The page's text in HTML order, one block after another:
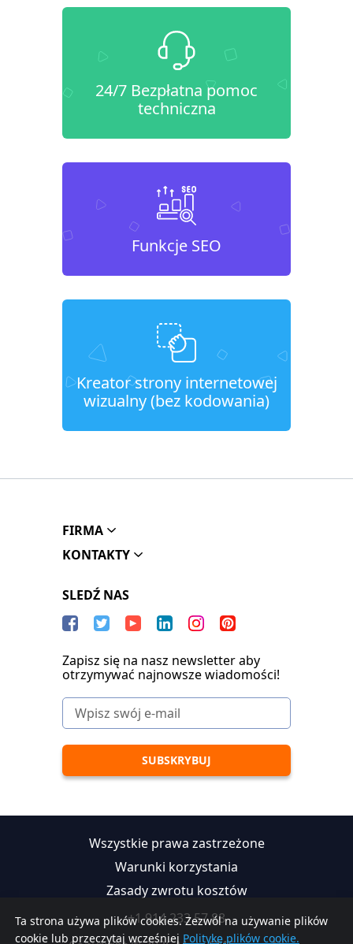
24/7 Bezpłatna pomoc
techniczna
Funkcje SEO
Kreator strony internetowej
wizualny (bez kodowania)
Ta strona używa plików cookies. Zezwól na używanie plików
cookie lub przeczytaj wcześniej Politykę plików cookie.
FIRMA
KONTAKTY
SLEDŹ NAS
Zapisz się na nasz newsletter aby
otrzymywać najnowsze wiadomości!
Wszystkie prawa zastrzeżone
Warunki korzystania
Zasady zwrotu kosztów
+1 914 233 57 88